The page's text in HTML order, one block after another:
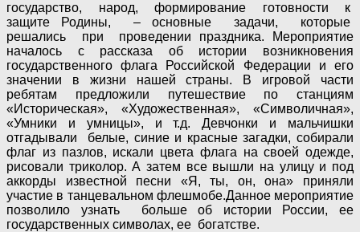
государство, народ, формирование готовности к
защите Родины, – основные задачи, которые
решались при проведении праздника. Мероприятие
началось с рассказа об истории возникновения
государственного флага Российской Федерации и его
значении в жизни нашей страны. В игровой части
ребятам предложили путешествие по станциям
«Историческая», «Художественная», «Символичная»,
«Умники и умницы», и т.д. Девчонки и мальчишки
отгадывали белые, синие и красные загадки, собирали
флаг из пазлов, искали цвета флага на своей одежде,
рисовали триколор. А затем все вышли на улицу и под
аккорды известной песни «Я, ты, он, она» приняли
участие в танцевальном флешмобе.Данное мероприятие
позволило узнать больше об истории России, ее
государственных символах, ее богатстве.